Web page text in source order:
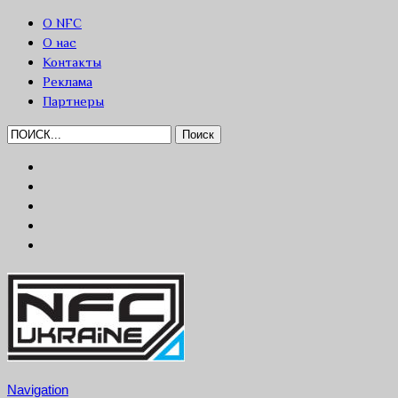
О NFC
О нас
Контакты
Реклама
Партнеры
Navigation